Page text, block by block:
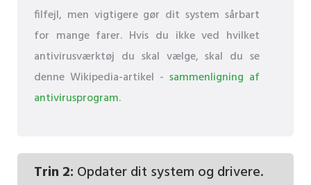
filfejl, men vigtigere gør dit system sårbart
for mange farer. Hvis du ikke ved hvilket
antivirusværktøj du skal vælge, skal du se
denne Wikipedia-artikel - sammenligning af
antivirusprogram.
Trin 2: Opdater dit system og drivere.